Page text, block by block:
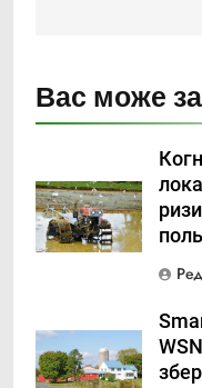
Вас може